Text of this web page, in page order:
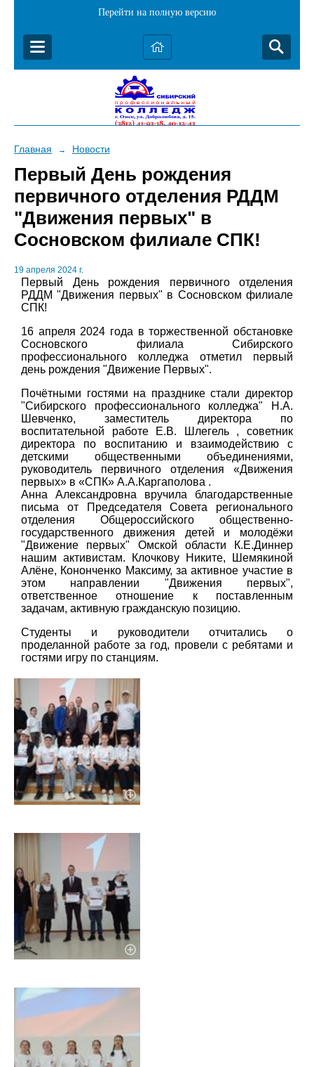
Перейти на полную версию
Главная → Новости
Первый День рождения
первичного отделения РДДМ
"Движения первых" в
Сосновском филиале СПК!
19 апреля 2024 г.
Первый День рождения первичного отделения
РДДМ "Движения первых" в Сосновском филиале
СПК!
16 апреля 2024 года в торжественной обстановке
Сосновского филиала Сибирского
профессионального колледжа отметил первый
день рождения "Движение Первых".
Почётными гостями на празднике стали директор
"Сибирского профессионального колледжа" Н.А.
Шевченко, заместитель директора по
воспитательной работе Е.В. Шлегель , советник
директора по воспитанию и взаимодействию с
детскими общественными объединениями,
руководитель первичного отделения «Движения
первых» в «СПК» А.А.Каргаполова .
Анна Александровна вручила благодарственные
письма от Председателя Совета регионального
отделения Общероссийского общественно-
государственного движения детей и молодёжи
"Движение первых" Омской области К.Е.Диннер
нашим активистам. Клочкову Никите, Шемякиной
Алёне, Кононченко Максиму, за активное участие в
этом направлении "Движения первых",
ответственное отношение к поставленным
задачам, активную гражданскую позицию.
Студенты и руководители отчитались о
проделанной работе за год, провели с ребятами и
гостями игру по станциям.